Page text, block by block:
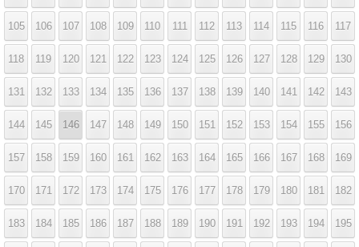
105 106 107 108 109 110 111 112 113 114 115 116 117
118 119 120 121 122 123 124 125 126 127 128 129 130
131 132 133 134 135 136 137 138 139 140 141 142 143
144 145 146 147 148 149 150 151 152 153 154 155 156
157 158 159 160 161 162 163 164 165 166 167 168 169
170 171 172 173 174 175 176 177 178 179 180 181 182
183 184 185 186 187 188 189 190 191 192 193 194 195